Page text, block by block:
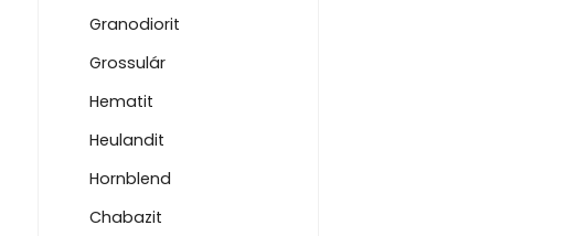
Granodiorit
Grossulár
Hematit
Heulandit
Hornblend
Chabazit